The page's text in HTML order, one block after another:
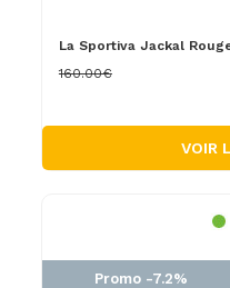
La Sportiva Jackal
160.00€
VOIR
Promo -7.2%